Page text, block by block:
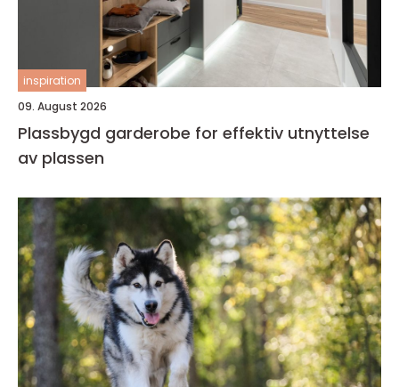
inspiration
09. August 2026
Plassbygd garderobe for effektiv utnyttelse
av plassen